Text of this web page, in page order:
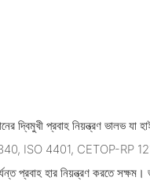
দ্বিমুখী প্রবাহ নিয়ন্ত্রণ ভালভ যা
340, ISO 4401, CETOP-RP
প্রবাহ হার নিয়ন্ত্রণ করতে সক্ষম।